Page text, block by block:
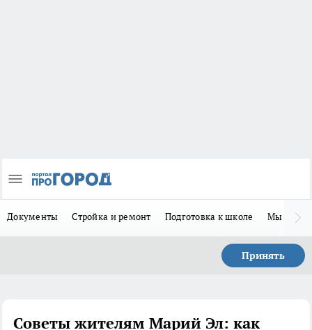
Документы Стройка и ремонт Подготовка к школе Мы в MAX
Принять
Советы жителям Марий Эл: как